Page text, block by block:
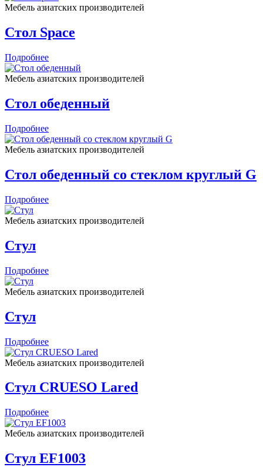
Мебель азиатских производителей
Стол Space
Подробнее
Мебель азиатских производителей
Стол обеденный
Подробнее
Мебель азиатских производителей
Стол обеденный со стеклом круглый G
Подробнее
Мебель азиатских производителей
Стул
Подробнее
Мебель азиатских производителей
Стул
Подробнее
Мебель азиатских производителей
Стул CRUESO Lared
Подробнее
Мебель азиатских производителей
Стул EF1003